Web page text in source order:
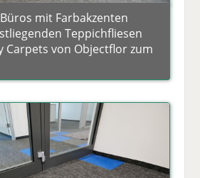
mit Farbakzenten
Teppichfliesen
Carpets von Objectflor zum